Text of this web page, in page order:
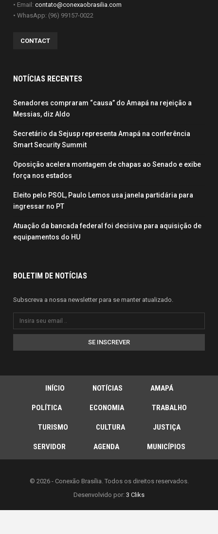
• Email: contato@conexaobrasilia.com
• WhasApp: (96) 99157-0022
CONTACT
NOTÍCIAS RECENTES
Senadores compraram “causa” do Amapá na rejeição a
Messias, diz Aldo
Secretário da Sejusp representa Amapá na conferência
Smart Security Summit
Oposição acelera montagem de chapas ao Senado e exibe
força nos estados
Eleito pelo PSOL, Paulo Lemos usa janela partidária para
ingressar no PT
Atuação da bancada federal foi decisiva para aquisição de
equipamentos do HU
BOLETIM DE NOTÍCIAS
Subscreva a nossa newsletter para se manter atualizado.
SE INSCREVER
INÍCIO NOTÍCIAS AMAPÁ
POLÍTICA ECONOMIA TRABALHO
TURISMO CULTURA JUSTIÇA
SERVIDOR AGENDA MUNICÍPIOS
© 2026 - Conexão Brasília. Todos os direitos reservados.
Desenvolvido por: 3 Cliks